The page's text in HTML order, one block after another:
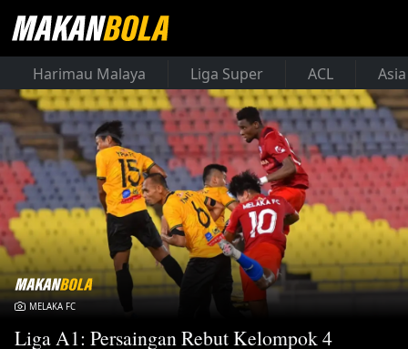
Harimau Malaya Liga Super ACL
MELAKA FC
Liga A1: Persaingan Rebut Kelompok 4